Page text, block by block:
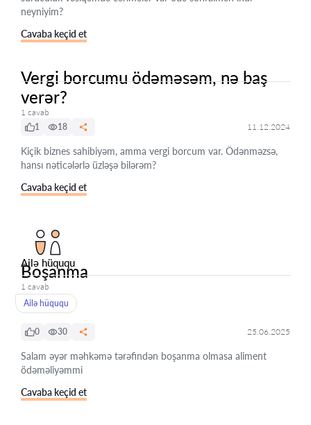
neyniyim?
Cavaba keçid et
Vergi borcumu ödəməsəm, nə baş
verər?
1 cavab
1
18 11.12.2024
Kiçik biznes sahibiyəm, amma vergi borcum var. Ödənməzsə,
hansı nəticələrlə üzləşə bilərəm?
Cavaba keçid et
Ailə hüququ
Boşanma
1 cavab
Ailə hüququ
0 30 25.06.2025
Salam əyər məhkəmə tərəfindən boşanma olmasa aliment
ödəməliyəmmi
Cavaba keçid et